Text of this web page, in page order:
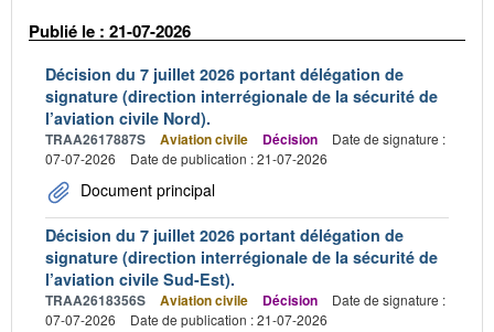
Publié le : 21-07-2026
Décision du 7 juillet 2026 portant délégation de
signature (direction interrégionale de la sécurité de
l’aviation civile Nord).
TRAA2617887S Aviation civile Décision
Date de signature :
07-07-2026
Date de publication : 21-07-2026
Document principal
Décision du 7 juillet 2026 portant délégation de
signature (direction interrégionale de la sécurité de
l’aviation civile Sud-Est).
TRAA2618356S Aviation civile Décision
Date de signature :
07-07-2026
Date de publication : 21-07-2026